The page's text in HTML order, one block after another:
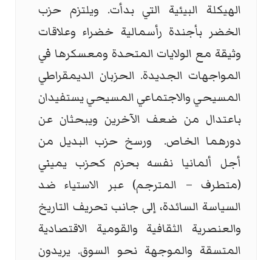
الهيكلة البيئية التي بدأت. ويلتزم حزب
الخضر بأجندة رأسمالية خضراء وعلاقات
وثيقة مع الولايات المتحدة ومعسكرها في
المواجهات الجديدة. الحزبان الديمقراطي
المسيحي والاجتماعي المسيحي يستفيدان
باعتدال من ضعف الآخرين ويبحثان عن
دورهما الخاص. ورسخ حزب البديل من
أجل ألمانيا نفسه بحزم كحزب يميني
(متطرف – المترجم) عبر الاستياء ضد
السياسة السائدة، إلى جانب تحريف التاريخ
والعنصرية الثقافية والقومية الاقتصادية
المتسقة والموجهة نحو السوق. يريدون